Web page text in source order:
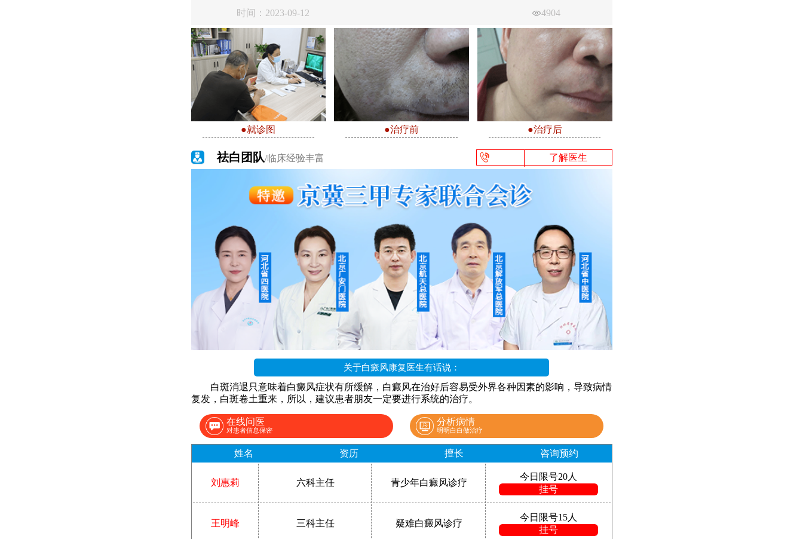
时间：2023-09-12 4904
●就诊图 ●治疗前 ●治疗后
祛白团队/临床经验丰富 了解医生
关于白癜风康复医生有话说：
白斑消退只意味着白癜风症状有所缓解，白癜风在治好后容易受外界各种因素的影响，导致病情
复发，白斑卷土重来，所以，建议患者朋友一定要进行系统的治疗。
在线问医
对患者信息保密
分析病情
明明白白做治疗
姓名 资历 擅长 咨询预约
刘惠莉 六科主任 青少年白癜风诊疗
今日限号20人
挂号
王明峰 三科主任 疑难白癜风诊疗
今日限号15人
挂号